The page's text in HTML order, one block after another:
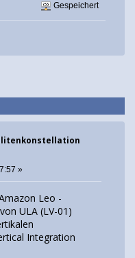
Gespeichert
»
Leo -
ULA (LV-01)
Integration